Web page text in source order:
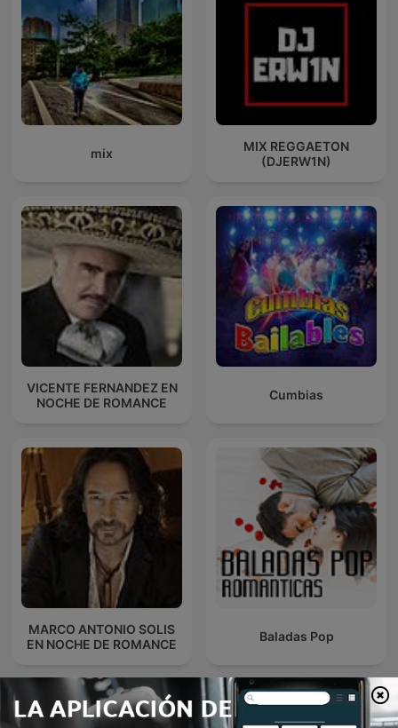
mix
MIX REGGAETON
(DJERW1N)
VICENTE FERNANDEZ EN
NOCHE DE ROMANCE
Cumbias
MARCO ANTONIO SOLIS
EN NOCHE DE ROMANCE
Baladas Pop